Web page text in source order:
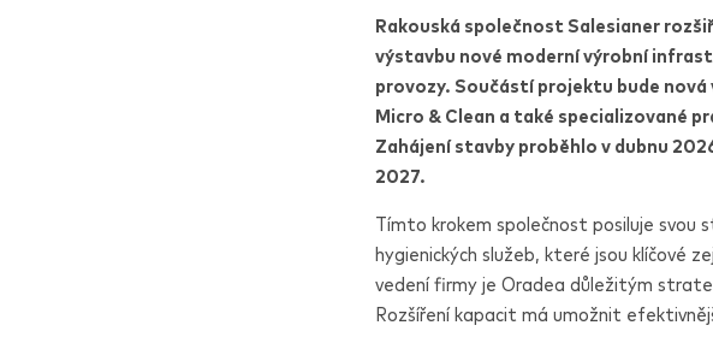
Rakouská společnostSalesianer
výstavbu nové moderní výrobní
provozy. Součástí projektu bude
Micro & Clean a také specializované
Zahájení stavby proběhlo v dubnu
2027.
Tímto krokem společnost posiluje svou
hygienických služeb, které jsou klíčové
vedení firmy je Oradea důležitým
Rozšíření kapacit má umožnit